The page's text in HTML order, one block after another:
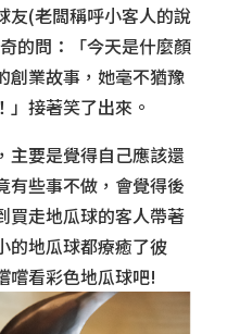
友(老闆稱呼小客人的說
的問：「今天是什麼顏
創業故事，她毫不猶豫
」接著笑了出來。
主要是覺得自己應該還
有些事不做，會覺得後
買走地瓜球的客人帶著
的地瓜球都療癒了彼
嚐看彩色地瓜球吧!